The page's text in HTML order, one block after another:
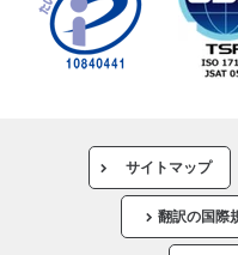
サイトマップ
翻訳の国際